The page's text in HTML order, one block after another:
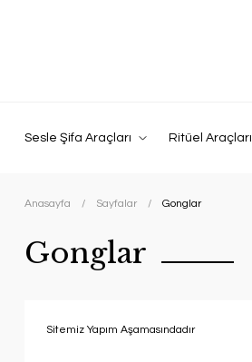
Sesle Şifa Araçları Ritüel Araçları
Anasayfa Sayfalar Gonglar
Gonglar
Sitemiz Yapım Aşamasındadır